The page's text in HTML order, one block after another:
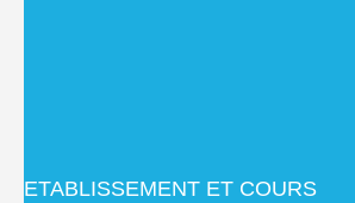
ETABLISSEMENT ET COURS